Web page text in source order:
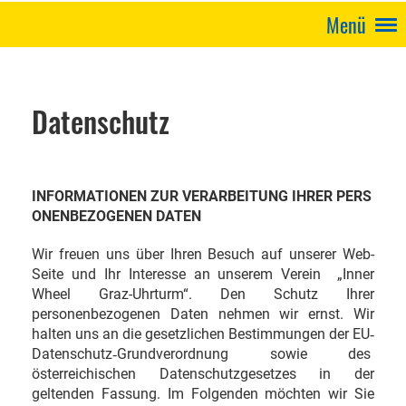
Menü
Datenschutz
INFORMATIONEN ZUR VERARBEITUNG IHRER PERS
ONENBEZOGENEN DATEN
Wir freuen uns über Ihren Besuch auf unserer Web-
Seite und Ihr Interesse an unserem Verein „Inner
Wheel Graz-Uhrturm“. Den Schutz Ihrer
personenbezogenen Daten nehmen wir ernst. Wir
halten uns an die gesetzlichen Bestimmungen der EU‐
Datenschutz‐Grundverordnung sowie
des
österreichischen Datenschutzgesetzes in der
geltenden Fassung. Im Folgenden möchten wir Sie